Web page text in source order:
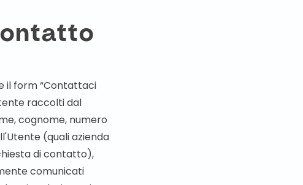
il form “Contattaci
raccolti dal
cognome, numero
(quali azienda
di contatto),
comunicati